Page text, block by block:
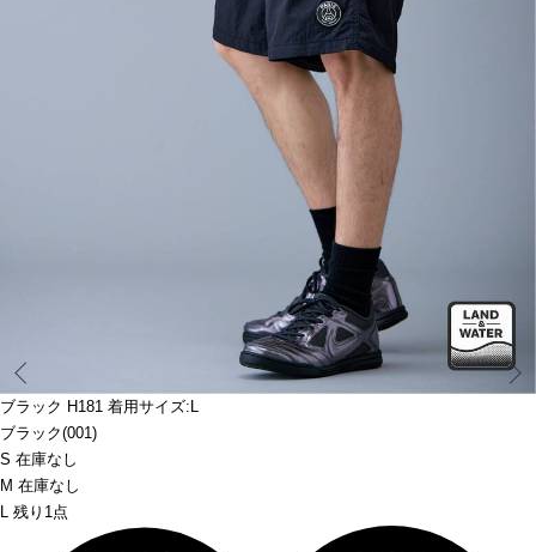
ブラック H181 着用サイズ:L
ブラック(001)
S 在庫なし
M 在庫なし
L 残り1点